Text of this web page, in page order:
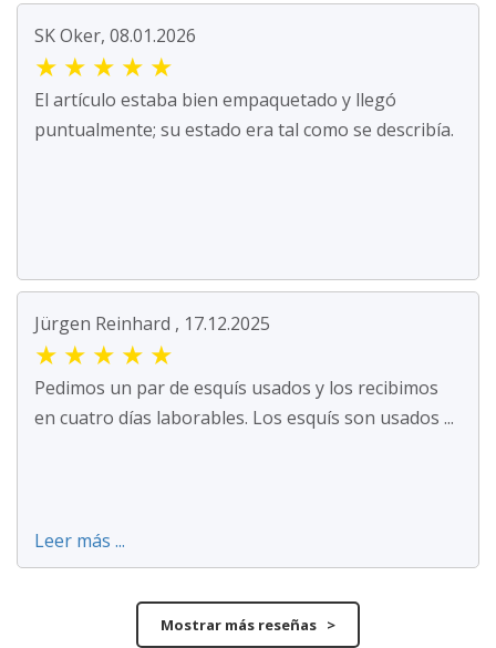
SK Oker, 08.01.2026
★ ★ ★ ★ ★
El artículo estaba bien empaquetado y llegó
puntualmente; su estado era tal como se describía.
Jürgen Reinhard , 17.12.2025
★ ★ ★ ★ ★
Pedimos un par de esquís usados y los recibimos
en cuatro días laborables. Los esquís son usados ...
Leer más ...
Mostrar más reseñas >